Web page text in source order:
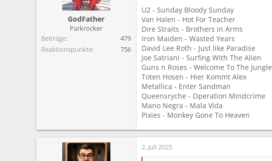
e
n
:
GodFather
Parkrocker
Beiträge
479
Reaktionspunkte
756
U2 - Sunday Bloody Sunday
Van Halen - Hot For Teacher
Dire Straits - Brothers in Arms
Iron Maiden - Wasted Years
David Lee Roth - Just like Paradise
Joe Satriani - Surfing With The Alien
Guns n Roses - Welcome To The Jungle
Toten Hosen - Hier Kommt Alex
Metallica - Enter Sandman
Queensryche - Operation Mindcrime
Mano Negra - Mala Vida
Pixies - Monkey Gone To Heaven
2. Juli 2025